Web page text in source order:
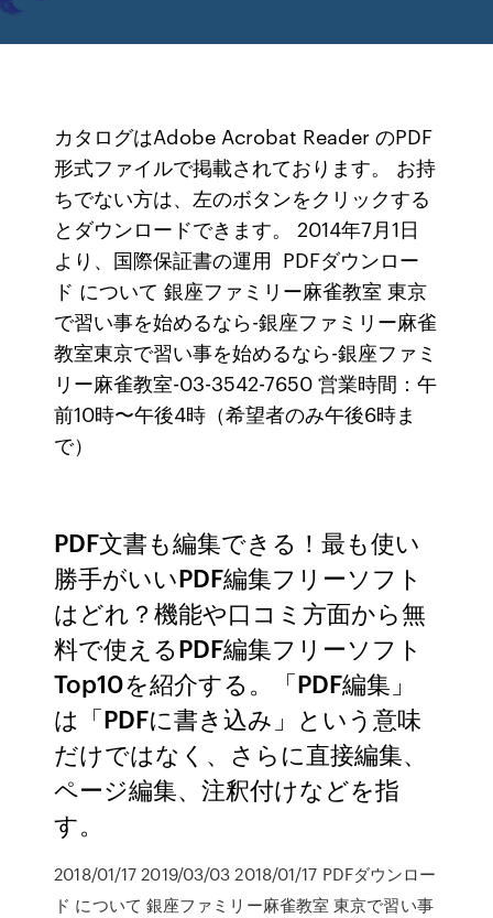
カタログはAdobe Acrobat Reader のPDF
形式ファイルで掲載されております。 お持
ちでない方は、左のボタンをクリックする
とダウンロードできます。 2014年7月1日
より、国際保証書の運用 PDFダウンロー
ド について 銀座ファミリー麻雀教室 東京
で習い事を始めるなら-銀座ファミリー麻雀
教室東京で習い事を始めるなら-銀座ファミ
リー麻雀教室-03-3542-7650 営業時間：午
前10時〜午後4時（希望者のみ午後6時ま
で）
PDF文書も編集できる！最も使い
勝手がいいPDF編集フリーソフト
はどれ？機能や口コミ方面から無
料で使えるPDF編集フリーソフト
Top10を紹介する。「PDF編集」
は「PDFに書き込み」という意味
だけではなく、さらに直接編集、
ページ編集、注釈付けなどを指
す。
2018/01/17 2019/03/03 2018/01/17 PDFダウンロー
ド について 銀座ファミリー麻雀教室 東京で習い事